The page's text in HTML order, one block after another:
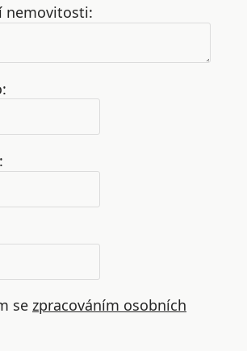
nemovitosti:
se zpracováním osobních